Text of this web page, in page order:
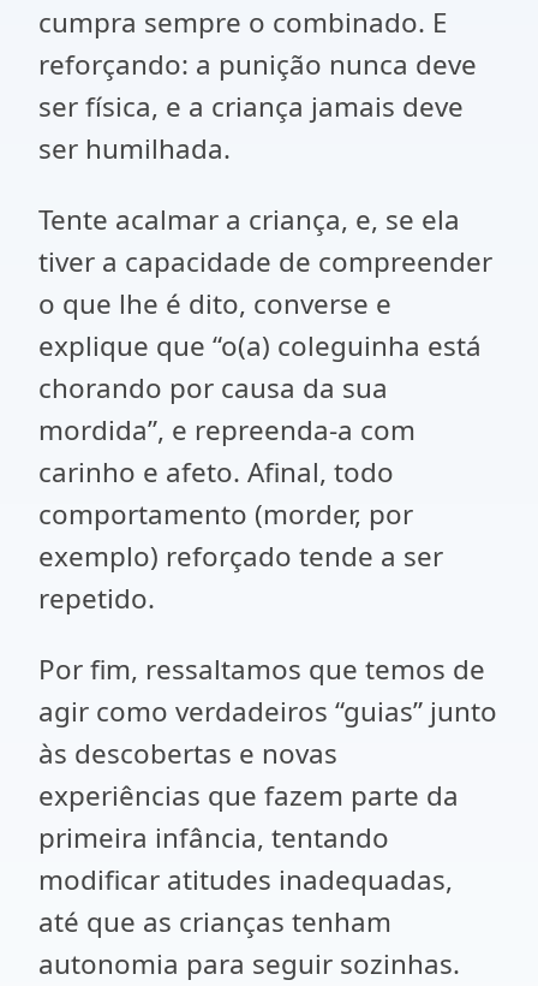
cumpra sempre o combinado. E
reforçando: a punição nunca deve
ser física, e a criança jamais deve
ser humilhada.
Tente acalmar a criança, e, se ela
tiver a capacidade de compreender
o que lhe é dito, converse e
explique que “o(a) coleguinha está
chorando por causa da sua
mordida”, e repreenda-a com
carinho e afeto. Afinal, todo
comportamento (morder, por
exemplo) reforçado tende a ser
repetido.
Por fim, ressaltamos que temos de
agir como verdadeiros “guias” junto
às descobertas e novas
experiências que fazem parte da
primeira infância, tentando
modificar atitudes inadequadas,
até que as crianças tenham
autonomia para seguir sozinhas.